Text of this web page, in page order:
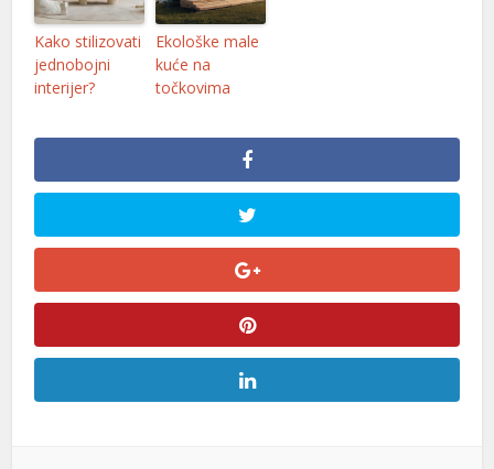
Kako stilizovati
jednobojni
interijer?
Ekološke male
kuće na
točkovima